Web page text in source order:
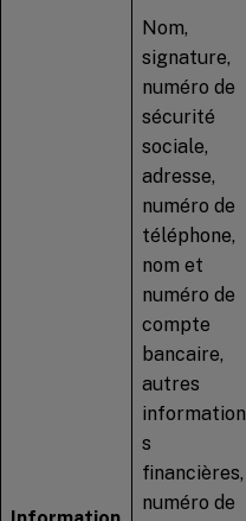
Nom,
signature,
numéro de
sécurité
sociale,
adresse,
numéro de
téléphone,
nom et
numéro de
compte
bancaire,
autres
information
s
financières,
numéro de